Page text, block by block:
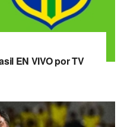
EN VIVO por TV